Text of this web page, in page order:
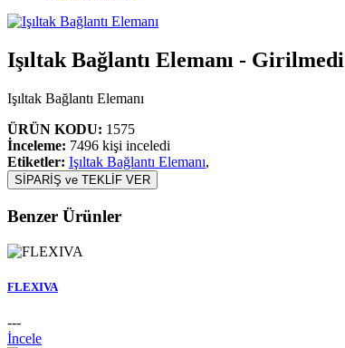
Işıltak Bağlantı Elemanı - Girilmedi
Işıltak Bağlantı Elemanı
ÜRÜN KODU: 1575
İnceleme: 7496 kişi inceledi
Etiketler: Işıltak Bağlantı Elemanı,
SİPARİŞ ve TEKLİF VER
Benzer Ürünler
FLEXIVA
---
İncele